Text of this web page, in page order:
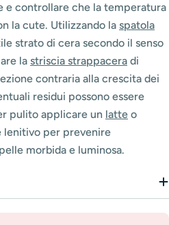
e controllare che la temperatura
la cute. Utilizzando la spatola
strato di cera secondo il senso
la striscia strappacera di
contraria alla crescita dei
residui possono essere
pulito applicare un latte o
lenitivo per prevenire
morbida e luminosa.